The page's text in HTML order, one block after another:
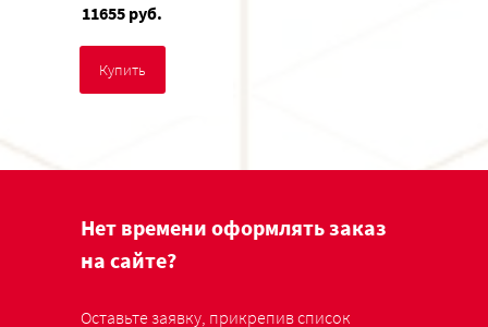
11655 руб.
Купить
Нет времени оформлять заказ
на сайте?
Оставьте заявку, прикрепив список